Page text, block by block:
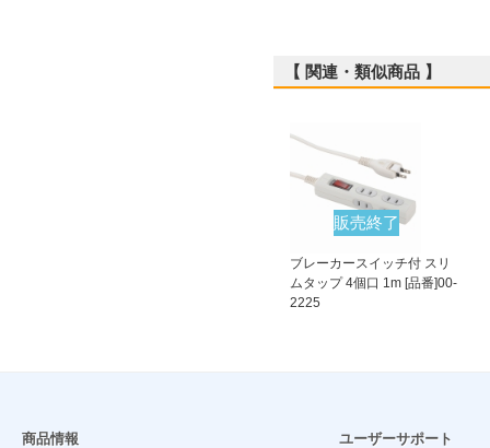
【 関連・類似商品 】
販売終了
ブレーカースイッチ付 スリ
ムタップ 4個口 1m [品番]00-
2225
商品情報 ユーザーサポート